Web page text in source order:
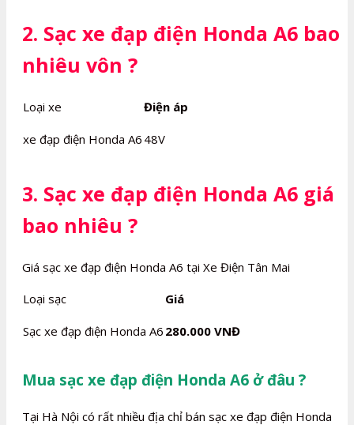
2. Sạc xe đạp điện Honda A6 bao
nhiêu vôn ?
Loại xe Điện áp
xe đạp điện Honda A6 48V
3. Sạc xe đạp điện Honda A6 giá
bao nhiêu ?
Giá sạc xe đạp điện Honda A6 tại Xe Điện Tân Mai
Loại sạc
Giá
Sạc xe đạp điện Honda A6 280.000 VNĐ
Mua sạc xe đạp điện Honda A6 ở đâu ?
Tại Hà Nội có rất nhiều địa chỉ bán sạc xe đạp điện Honda